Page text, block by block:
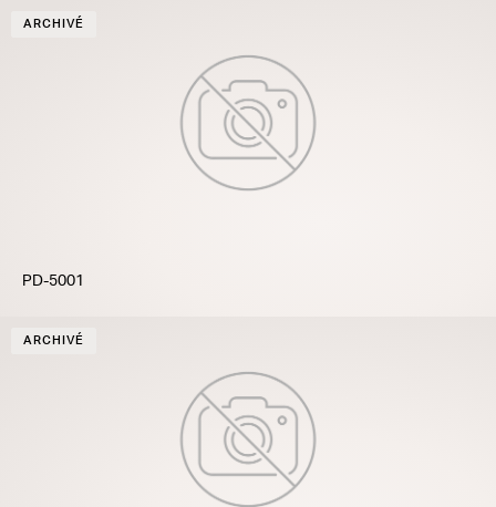
ARCHIVÉ
PD-5001
ARCHIVÉ